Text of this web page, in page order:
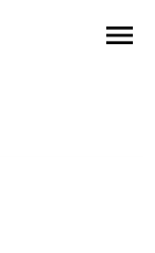
menu